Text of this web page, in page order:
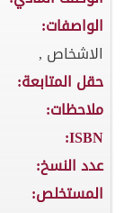
الواصفات:
الاشخاص ,
حقل المتابعة:
ملاحظات:
ISBN:
عدد النسخ:
المستخلص: